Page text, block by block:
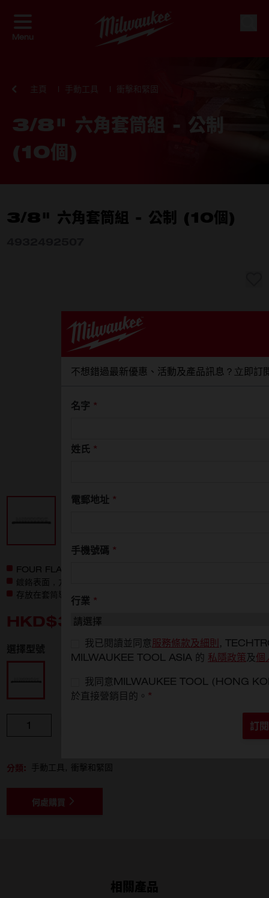
不想錯過最新優惠、活動及產品訊息？立即訂
名字 *
姓氏 *
電郵地址 *
手機號碼 *
行業 *
我已閱讀並同意服務條款及細則 ,
MILWAUKEE TOOL ASIA 的 私隱政策及個
我同意MILWAUKEE TOOL (HONG
於直接營銷目的。 *
訂閱
Menu
主頁 手動工具 衝擊和緊固
3/8" 六角套筒組 - 公制
(10個)
3/8" 六角套筒組 - 公制 (10個)
FOUR FLAT SIDES™ 套筒具有防滾動設計
鍍鉻表面，方便清潔和防腐蝕
存放在套筒導軌上，以便更好地收納工具
HKD$300
選擇型號
分類: 手動工具 衝擊和緊固
何處購買
相關產品